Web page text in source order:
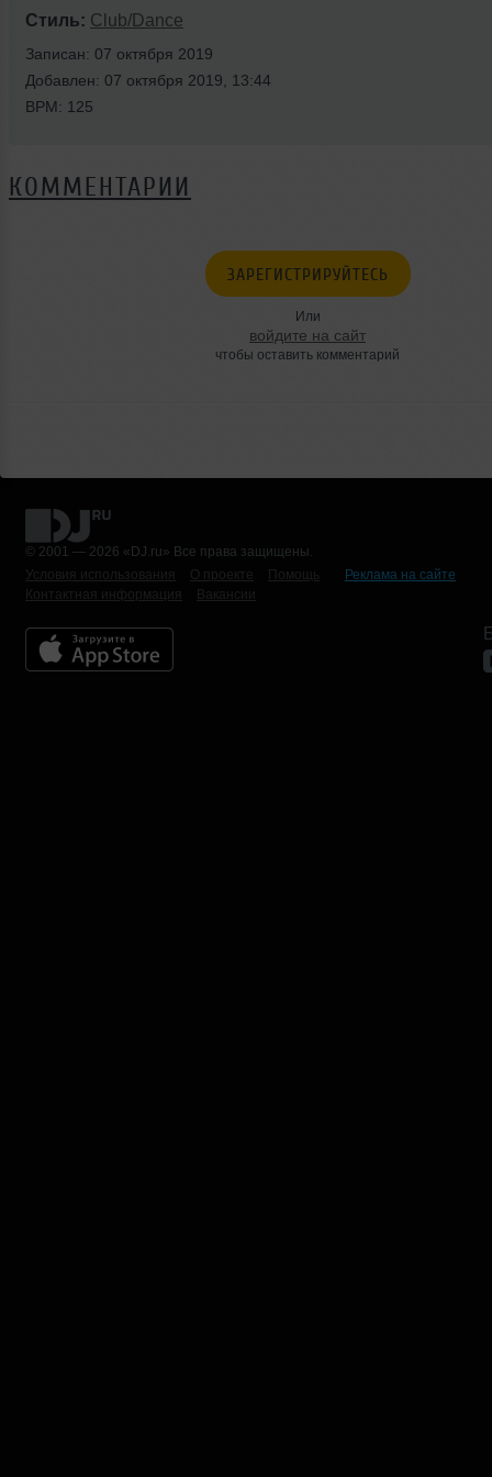
Стиль: Club/Dance
Записан: 07 октября 2019
Добавлен: 07 октября 2019, 13:44
BPM: 125
КОММЕНТАРИИ
ЗАРЕГИСТРИРУЙТЕСЬ
Или
войдите на сайт
чтобы оставить комментарий
© 2001 — 2026 «DJ.ru» Все права защищены.
Условия использования
О проекте Помощь
Реклама на сайте
Контактная информация
Вакансии